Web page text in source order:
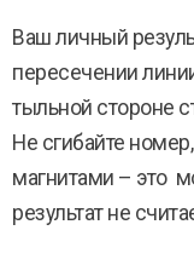
Ваш личный
пересечении
тыльной стороне
Не сгибайте
магнитами – это
результат не